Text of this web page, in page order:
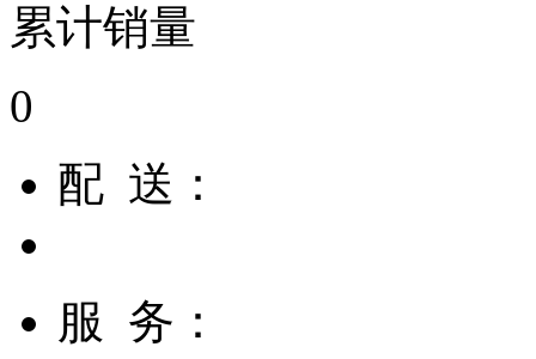
累计销量
0
配 送：
服 务：